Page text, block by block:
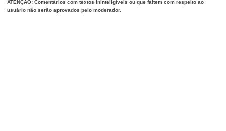
ATENÇÃO: Comentários com textos ininteligíveis ou que faltem com respeito ao
usuário não serão aprovados pelo moderador.